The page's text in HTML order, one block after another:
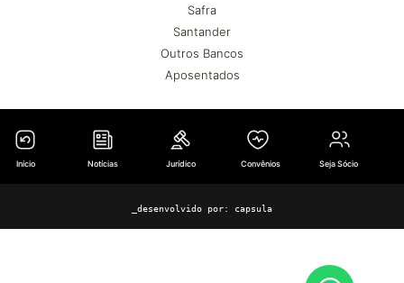
Safra
Santander
Outros Bancos
Aposentados
Início Notícias Jurídico Convênios Seja Sócio
_desenvolvido por: capsula